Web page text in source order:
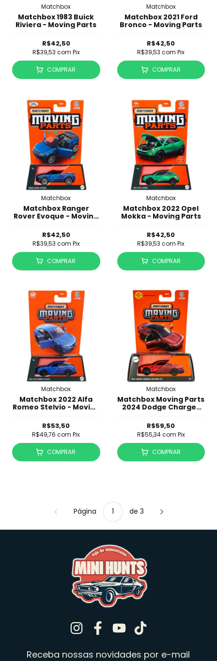
Matchbox
Matchbox 1983 Buick
Riviera - Moving Parts
R$42,50
R$39,53 com Pix
COMPRAR
Matchbox
Matchbox 2021 Ford
Bronco - Moving Parts
R$42,50
R$39,53com Pix
COMPRAR
Matchbox
Matchbox Ranger
Rover Evoque - Moving
R$42,50
R$39,53 com Pix
COMPRAR
Matchbox
Matchbox 2022 Opel
Mokka - Moving Parts
R$42,50
R$39,53com Pix
COMPRAR
Matchbox
Matchbox 2022 Alfa
Romeo Stelvio - Moving
R$53,50
R$49,76com Pix
COMPRAR
Matchbox
Matchbox Moving Parts
2024 Dodge Charger
R$59,50
R$55,34com Pix
COMPRAR
Página de 3
Receba nossas novidades por e-mail